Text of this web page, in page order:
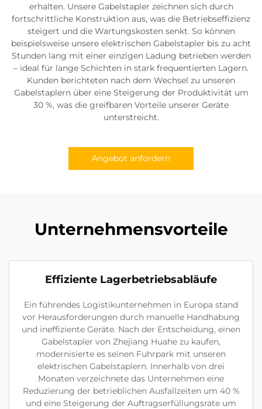
erhalten. Unsere Gabelstapler zeichnen sich durch
fortschrittliche Konstruktion aus, was die Betriebseffizienz
steigert und die Wartungskosten senkt. So können
beispielsweise unsere elektrischen Gabelstapler bis zu acht
Stunden lang mit einer einzigen Ladung betrieben werden
– ideal für lange Schichten in stark frequentierten Lagern.
Kunden berichteten nach dem Wechsel zu unseren
Gabelstaplern über eine Steigerung der Produktivität um
30 %, was die greifbaren Vorteile unserer Geräte
unterstreicht.
Angebot anfordern
Unternehmensvorteile
Effiziente Lagerbetriebsabläufe
Ein führendes Logistikunternehmen in Europa stand
vor Herausforderungen durch manuelle Handhabung
und ineffiziente Geräte. Nach der Entscheidung, einen
Gabelstapler von Zhejiang Huahe zu kaufen,
modernisierte es seinen Fuhrpark mit unseren
elektrischen Gabelstaplern. Innerhalb von drei
Monaten verzeichnete das Unternehmen eine
Reduzierung der betrieblichen Ausfallzeiten um 40 %
und eine Steigerung der Auftragserfüllungsrate um